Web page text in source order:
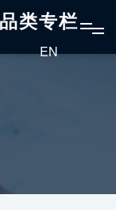
类专栏
EN